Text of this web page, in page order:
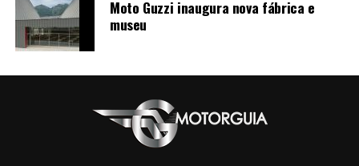
Moto Guzzi inaugura nova fábrica e
museu